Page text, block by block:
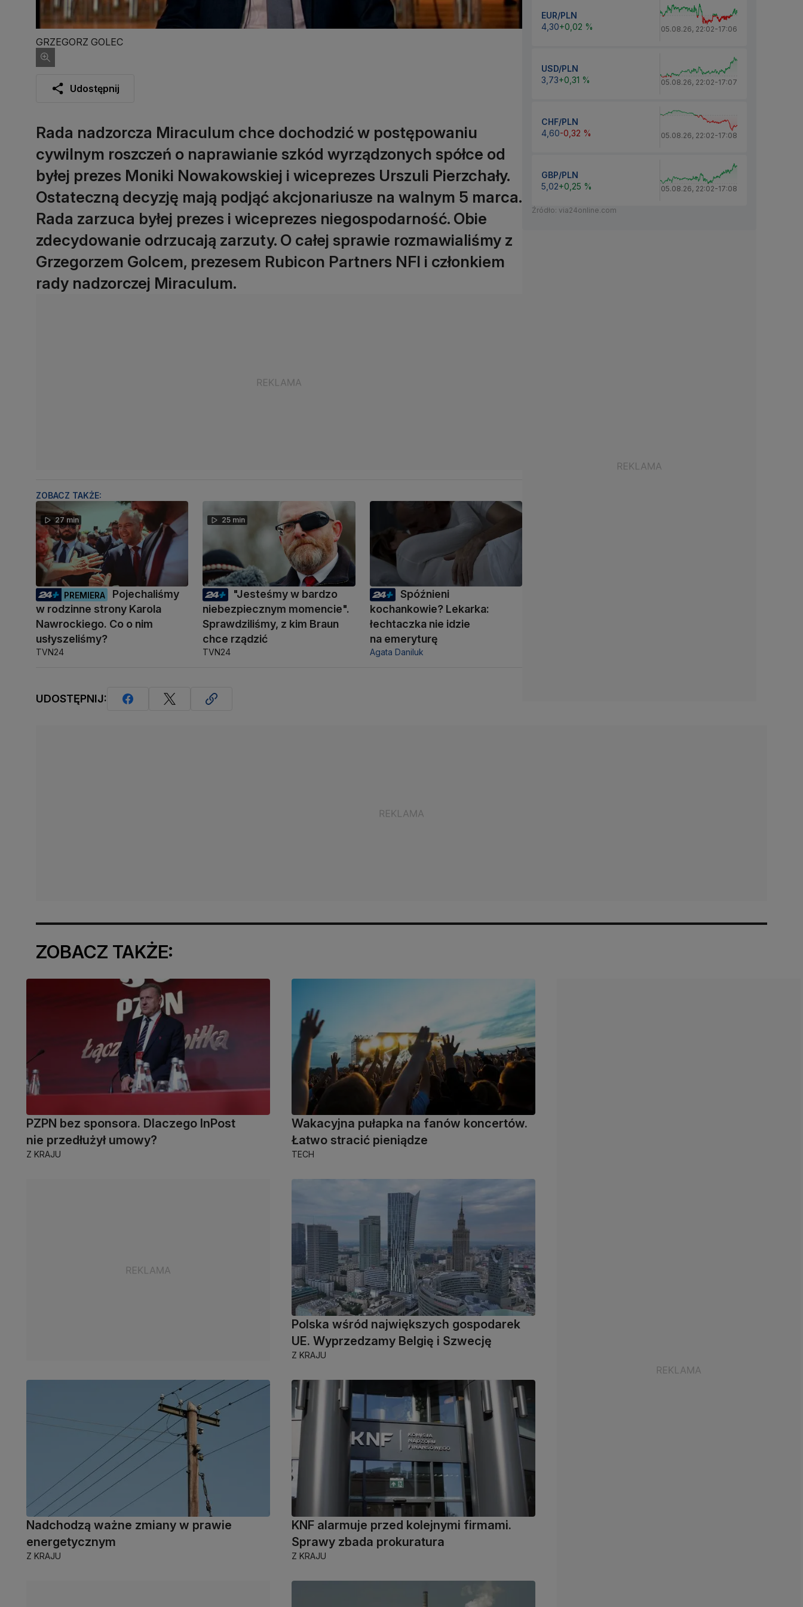
GRZEGORZ GOLEC
Udostępnij
Rada nadzorcza Miraculum chce dochodzić w postępowaniu
cywilnym roszczeń o naprawianie szkód wyrządzonych spółce od
byłej prezes Moniki Nowakowskiej i wiceprezes Urszuli Pierzchały.
Ostateczną decyzję mają podjąć akcjonariusze na walnym 5 marca.
Rada zarzuca byłej prezes i wiceprezes niegospodarność. Obie
zdecydowanie odrzucają zarzuty. O całej sprawie rozmawialiśmy z
Grzegorzem Golcem, prezesem Rubicon Partners NFI i członkiem
rady nadzorczej Miraculum.
ZOBACZ TAKŻE:
27 min
PREMIERA
Pojechaliśmy
w rodzinne strony Karola
Nawrockiego. Co o nim
usłyszeliśmy?
TVN24
25 min
"Jesteśmy w bardzo
niebezpiecznym momencie".
Sprawdziliśmy, z kim Braun
chce rządzić
TVN24
Spóźnieni
kochankowie? Lekarka:
łechtaczka nie idzie
na emeryturę
Agata Daniluk
UDOSTĘPNIJ:
EUR/PLN
4,30+0,02 % 05.08.26, 22:02-17:06
USD/PLN
3,73+0,31 % 05.08.26, 22:02-17:07
CHF/PLN
4,60-0,32 % 05.08.26, 22:02-17:08
GBP/PLN
5,02+0,25 % 05.08.26, 22:02-17:08
Źródło: via24online.com
ZOBACZ TAKŻE:
PZPN bez sponsora. Dlaczego InPost
nie przedłużył umowy?
Z KRAJU
Wakacyjna pułapka na fanów koncertów.
Łatwo stracić pieniądze
TECH
Polska wśród największych gospodarek
UE. Wyprzedzamy Belgię i Szwecję
Z KRAJU
Nadchodzą ważne zmiany w prawie
energetycznym
Z KRAJU
KNF alarmuje przed kolejnymi firmami.
Sprawy zbada prokuratura
Z KRAJU